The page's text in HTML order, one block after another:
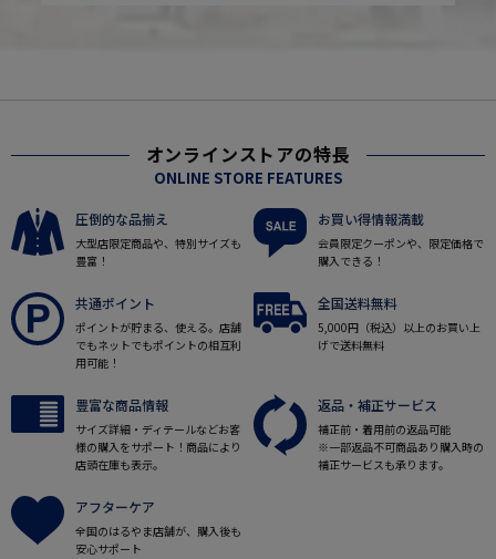
オンラインストアの特長
ONLINE STORE FEATURES
圧倒的な品揃え
大型店限定商品や、特別サイズも
豊富！
お買い得情報満載
会員限定クーポンや、限定価格で
購入できる！
共通ポイント
ポイントが貯まる、使える。店舗
でもネットでもポイントの相互利
用可能！
全国送料無料
5,000円（税込）以上のお買い上
げで送料無料
豊富な商品情報
サイズ詳細・ディテールなどお客
様の購入をサポート！商品により
店頭在庫も表示。
返品・補正サービス
補正前・着用前の返品可能
※一部返品不可商品あり購入時の
補正サービスも承ります。
アフターケア
全国のはるやま店舗が、購入後も
安心サポート